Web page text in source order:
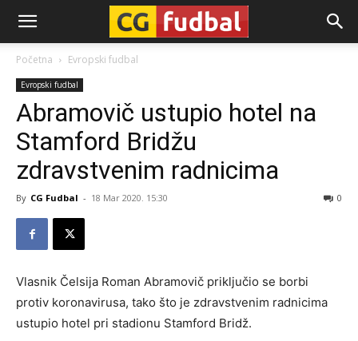
CG-
Fudbal
Početna Evropski fudbal
Evropski fudbal
Abramovič ustupio hotel na
Stamford Bridžu
zdravstvenim radnicima
By CG Fudbal - 18 Mar 2020. 15:30 0
Vlasnik Čelsija Roman Abramovič priključio se borbi
protiv koronavirusa, tako što je zdravstvenim radnicima
ustupio hotel pri stadionu Stamford Bridž.